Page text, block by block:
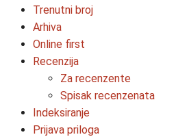
Trenutni broj
Arhiva
Online first
Recenzija
Za recenzente
Spisak recenzenata
Indeksiranje
Prijava priloga